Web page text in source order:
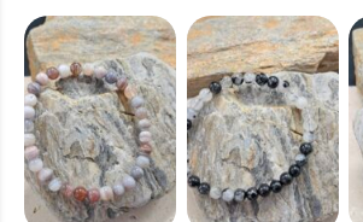
perles
6mm